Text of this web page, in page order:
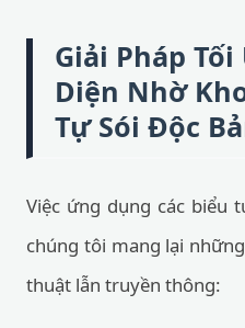
Giải Pháp
Diện Nhờ
Tự Sói Độc
Việc ứng dụng các biểu
chúng tôi mang lại
thuật lẫn truyền thông: